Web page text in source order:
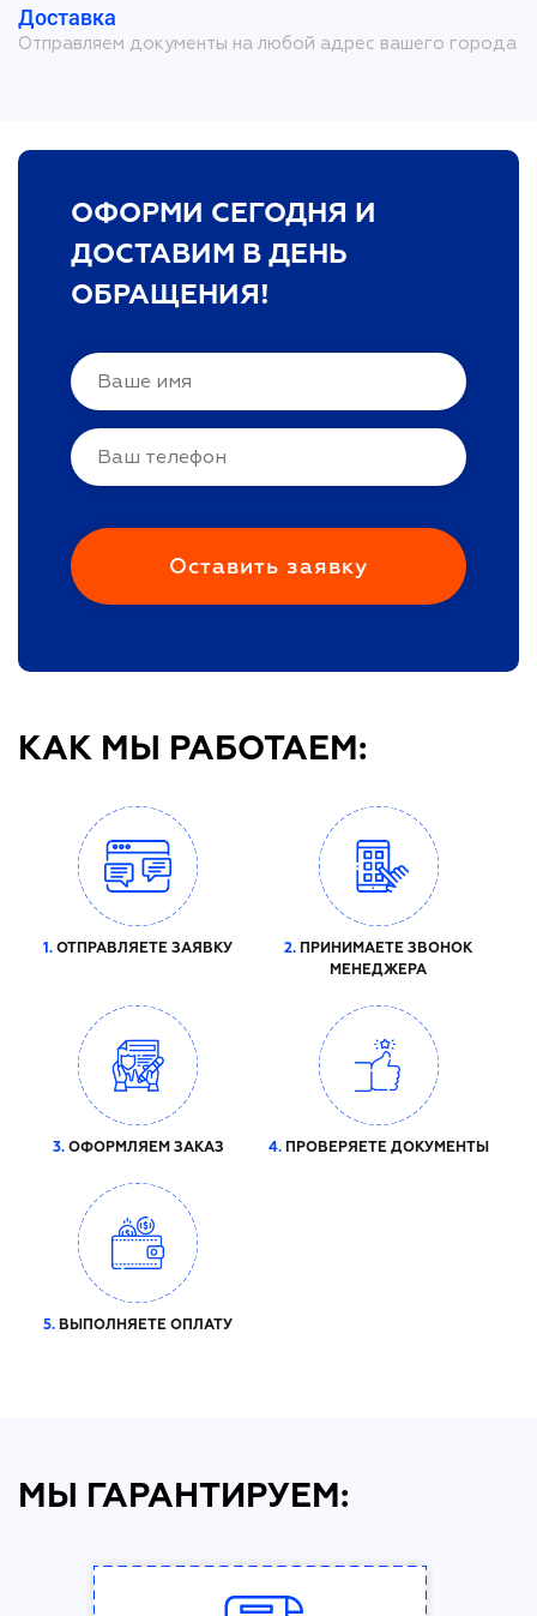
Доставка
Отправляем документы на любой адрес вашего города
ОФОРМИ СЕГОДНЯ И
ДОСТАВИМ В ДЕНЬ
ОБРАЩЕНИЯ!
КАК МЫ РАБОТАЕМ:
1. ОТПРАВЛЯЕТЕ ЗАЯВКУ 2. ПРИНИМАЕТЕ ЗВОНОК
МЕНЕДЖЕРА
3.ОФОРМЛЯЕМ ЗАКАЗ 4.ПРОВЕРЯЕТЕ ДОКУМЕНТЫ
5. ВЫПОЛНЯЕТЕ ОПЛАТУ
МЫ ГАРАНТИРУЕМ: